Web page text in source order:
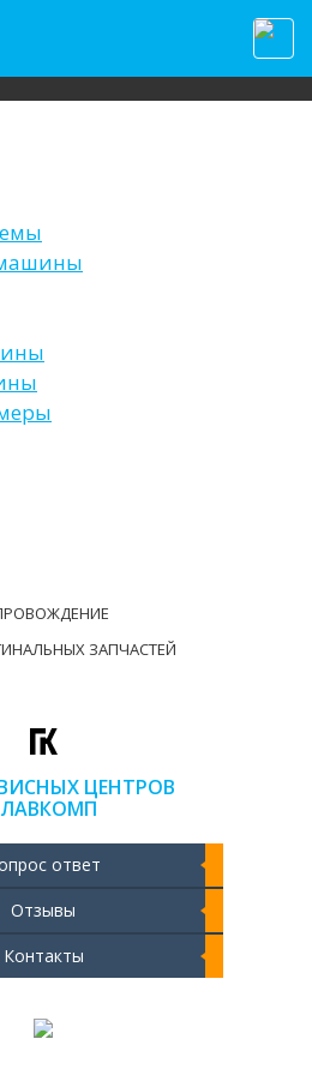
ЦЕНТРОВ
ответ
Отзывы
Контакты
ЗАПЧАСТЕЙ